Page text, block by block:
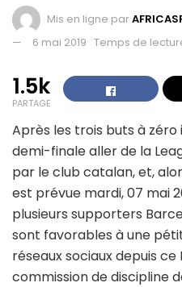
Mis en ligne par
6 mai 2019 Temps de
1.5k
PARTAGE
Après les trois buts à zéro
demi-finale aller de la
par le club catalan, et,
est prévue mardi, 07 mai
plusieurs supporters
sont favorables à une
réseaux sociaux depuis
commission de discipline